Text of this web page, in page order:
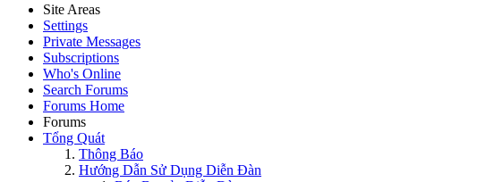
Site Areas
Settings
Private Messages
Subscriptions
Who's Online
Search Forums
Forums Home
Forums
Tổng Quát
Thông Báo
Hướng Dẫn Sử Dụng Diễn Đàn